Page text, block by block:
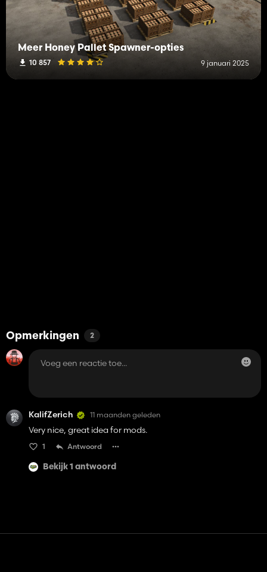
Meer Honey Pallet Spawner-opties
10 857 9 januari 2025
Opmerkingen 2
KalifZerich 11 maanden geleden
Very nice, great idea for mods.
1 Antwoord
Bekijk 1 antwoord